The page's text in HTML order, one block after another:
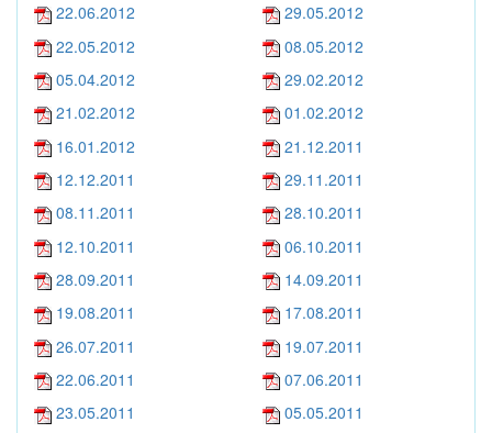
22.06.2012
29.05.2012
22.05.2012
08.05.2012
05.04.2012
29.02.2012
21.02.2012
01.02.2012
16.01.2012
21.12.2011
12.12.2011
29.11.2011
08.11.2011
28.10.2011
12.10.2011
06.10.2011
28.09.2011
14.09.2011
19.08.2011
17.08.2011
26.07.2011
19.07.2011
22.06.2011
07.06.2011
23.05.2011
05.05.2011